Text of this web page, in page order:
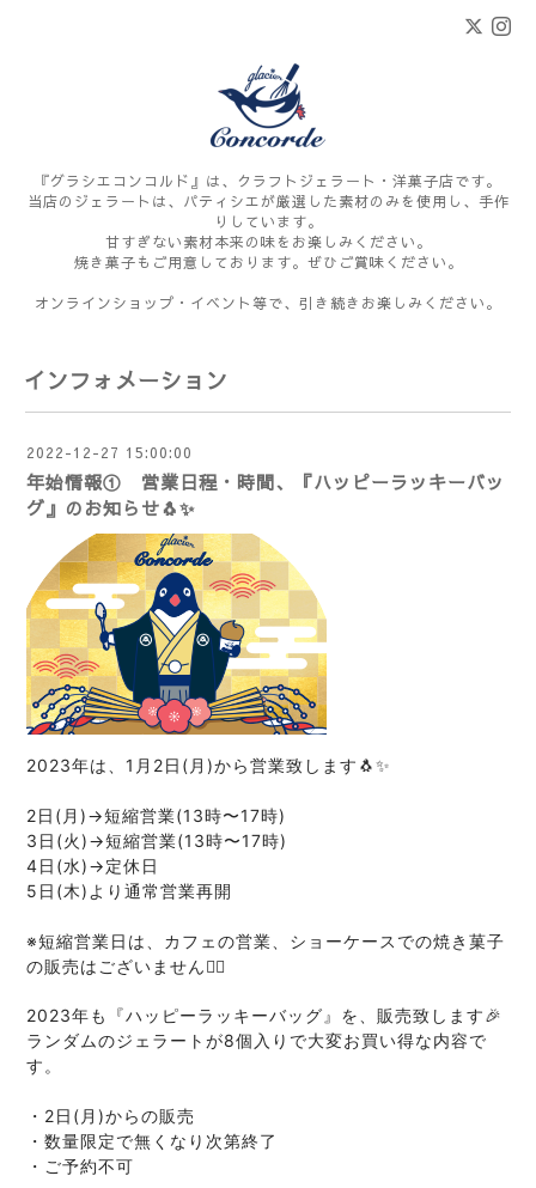
『グラシエコンコルド』は、クラフトジェラート・洋菓子店です。
当店のジェラートは、パティシエが厳選した素材のみを使用し、手作
りしています。
甘すぎない素材本来の味をお楽しみください。
焼き菓子もご用意しております。ぜひご賞味ください。
オンラインショップ・イベント等で、引き続きお楽しみください。
インフォメーション
2022-12-27 15:00:00
年始情報① 営業日程・時間、『ハッピーラッキーバッ
グ』のお知らせ🐧✨
2023年は、1月2日(月)から営業致します🐧✨
2日(月)→短縮営業(13時〜17時)
3日(火)→短縮営業(13時〜17時)
4日(水)→定休日
5日(木)より通常営業再開
※短縮営業日は、カフェの営業、ショーケースでの焼き菓子
の販売はございません🙇‍♂️
2023年も
『ハッピーラッキーバッグ』を、販売致します🎉
ランダムのジェラートが8個入りで大変お買い得な内容で
す。
・2日(月)からの販売
・数量限定で無くなり次第終了
・ご予約不可